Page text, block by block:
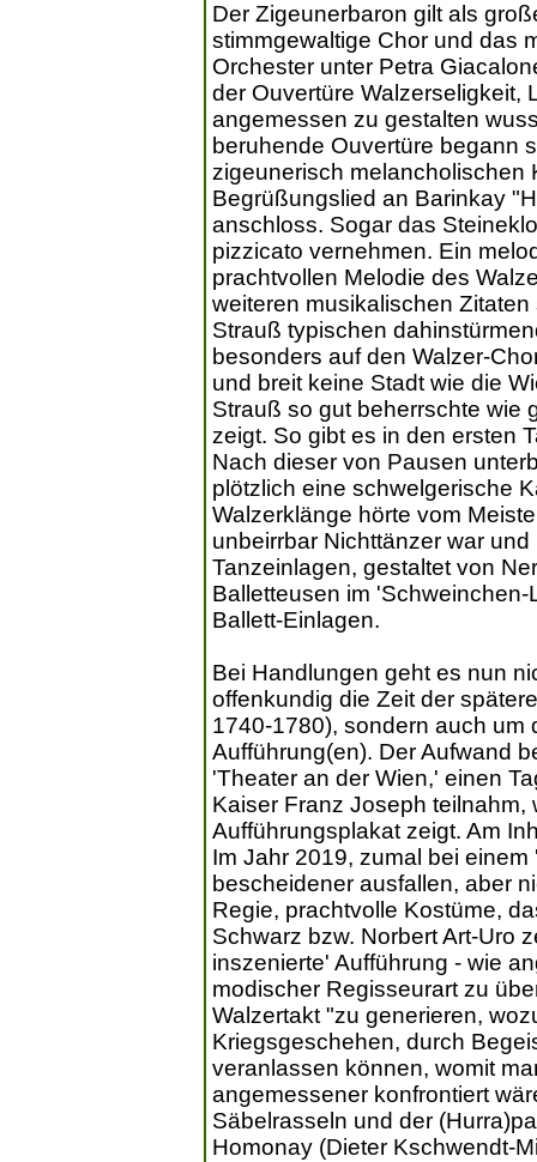
Der Zigeunerbaron gilt als
stimmgewaltige Chor und das
Orchester unter Petra
der Ouvertüre Walzerseligkeit,
angemessen zu gestalten
beruhende Ouvertüre begann
zigeunerisch melancholischen
Begrüßungslied an Barinkay
anschloss. Sogar das
pizzicato vernehmen. Ein
prachtvollen Melodie des
weiteren musikalischen
Strauß typischen
besonders auf den Walzer-
und breit keine Stadt wie die
Strauß so gut beherrschte wie
zeigt. So gibt es in den ersten
Nach dieser von Pausen
plötzlich eine schwelgerische
Walzerklänge hörte vom
unbeirrbar Nichttänzer war
Tanzeinlagen, gestaltet von
Balletteusen im
Ballett-Einlagen.
Bei Handlungen geht es nun
offenkundig die Zeit der
1740-1780), sondern auch um
Aufführung(en). Der Aufwand
'Theater an der Wien,' einen
Kaiser Franz Joseph
Aufführungsplakat zeigt. Am
Im Jahr 2019, zumal bei
bescheidener ausfallen, aber
Regie, prachtvolle Kostüme,
Schwarz bzw. Norbert Art-Uro
inszenierte' Aufführung - wie
modischer Regisseurart zu
Walzertakt "zu generieren,
Kriegsgeschehen, durch
veranlassen können, womit
angemessener konfrontiert
Säbelrasseln und der
Homonay (Dieter Kschwendt-